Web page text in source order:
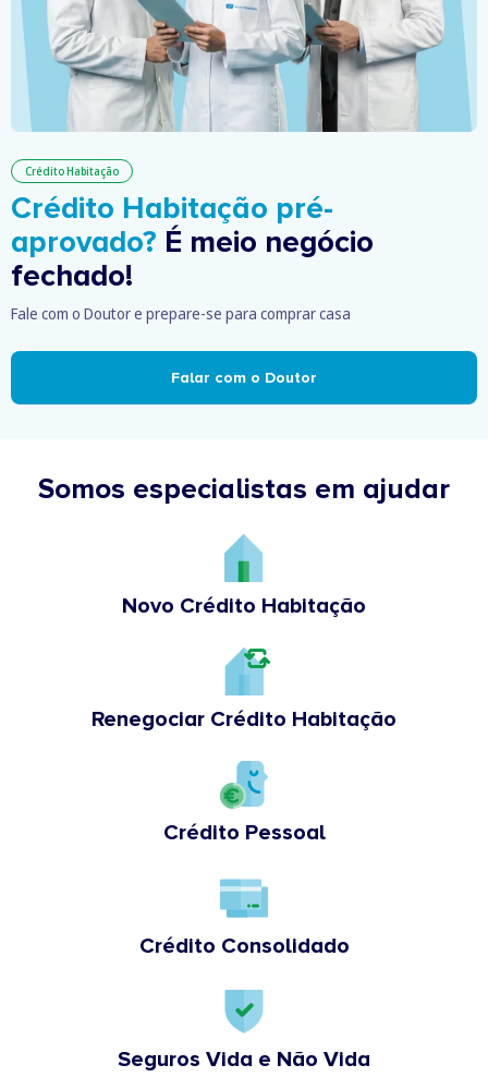
Crédito Habitação
Crédito Habitação pré-
aprovado? É meio negócio
fechado!
Fale com o Doutor e prepare-se para comprar casa
Falar com o Doutor
Somos especialistas em ajudar
Novo Crédito Habitação
Renegociar Crédito Habitação
Crédito Pessoal
Crédito Consolidado
Seguros Vida e Não Vida